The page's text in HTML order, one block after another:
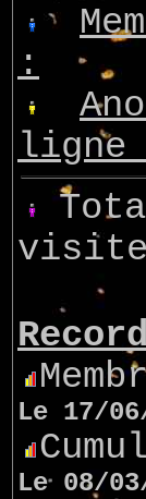
:
ligne
Le 17/
Le 08/